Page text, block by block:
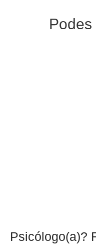
Podes
Psicólogo(a)?